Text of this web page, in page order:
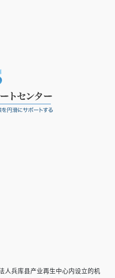
人兵库县产业再生中心内设立的机